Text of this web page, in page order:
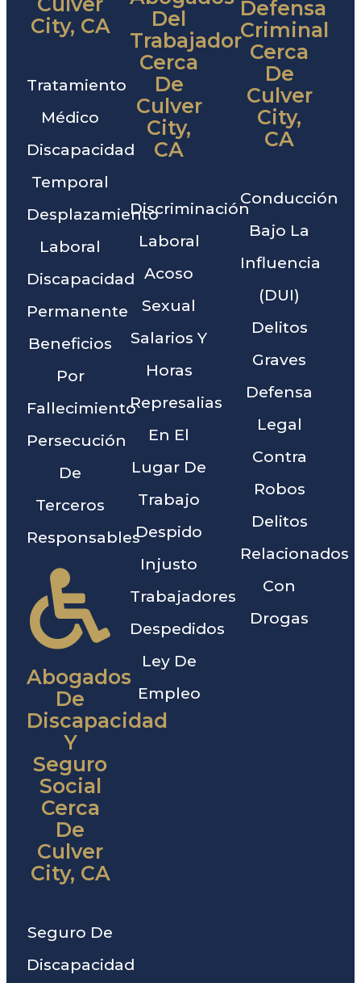
City, CA
Tratamiento
Médico
Discapacidad
Temporal
Desplazamiento
Laboral
Discapacidad
Permanente
Beneficios
Por
Fallecimiento
Persecución
De
Terceros
Responsables
Abogados
De
Discapacidad
Y
Seguro
Social
Cerca
De
Culver
City, CA
Seguro De
Discapacidad
Del
Trabajador
Cerca
De
Culver
City,
CA
Discriminación
Laboral
Acoso
Sexual
Salarios Y
Horas
Represalias
En El
Lugar De
Trabajo
Despido
Injusto
Trabajadores
Despedidos
Ley De
Empleo
Defensa
Criminal
Cerca
De
Culver
City,
CA
Conducción
Bajo La
Influencia
(DUI)
Delitos
Graves
Defensa
Legal
Contra
Robos
Delitos
Relacionados
Con
Drogas